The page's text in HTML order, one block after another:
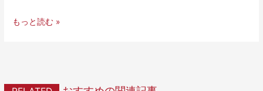
もっと読む »